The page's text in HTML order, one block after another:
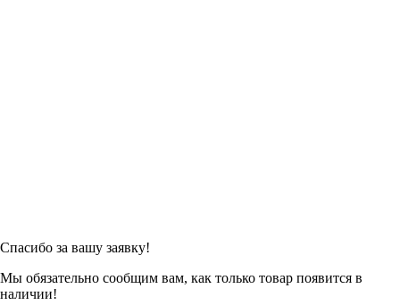
Спасибо за вашу заявку!
Мы обязательно сообщим вам, как только товар появится в
наличии!